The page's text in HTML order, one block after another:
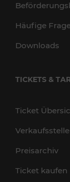
Häufige
Downloads
TICKETS &
Ticket
Preisarchiv
Ticket kaufen